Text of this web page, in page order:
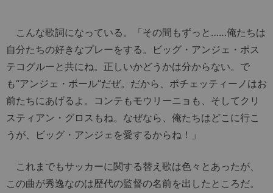
こんな歌詞になっている。「その間もずっと……俺たちは
自分たちの好きなプレーをする。ビッグ・アンジェ・ポス
テコグルーと共にね。正しいかどうかは分からない。で
も“アンジェ・ボール”だぜ。だから、ポチェッティーノはお
前たちにあげるよ。コンテもモウリーニョも、そしてクリ
スティアン・グロスもね。なぜなら、俺たちはどこに行こ
うが、ビッグ・アンジェを愛するからね！」
これまでもサッカーに関する替え歌は色々とあったが、
この曲が秀逸なのは歴代の監督の名前を出したところだ。